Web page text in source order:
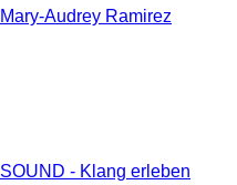
Mary-Audrey Ramirez
SOUND - Klang erleben